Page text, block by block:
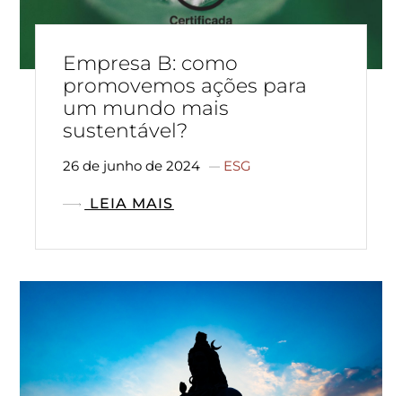
Empresa B: como
promovemos ações para
um mundo mais
sustentável?
26 de junho de 2024 ESG
LEIA MAIS